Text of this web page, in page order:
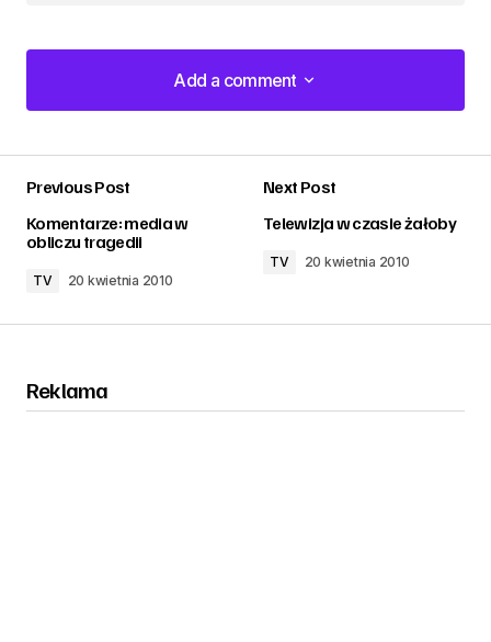
Add a comment
Add a comment
Previous Post
Komentarze: media w
obliczu tragedii
TV 20 kwietnia 2010
Next Post
Telewizja w czasie żałoby
TV 20 kwietnia 2010
Reklama